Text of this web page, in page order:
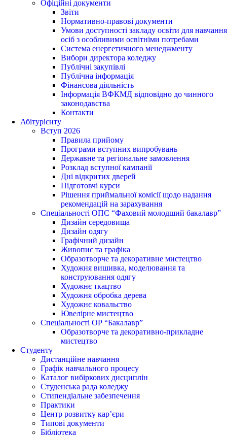
Офіційні документи
Звіти
Нормативно-правові документи
Умови доступності закладу освіти для навчання
осіб з особливими освітніми потребами
Система енергетичного менеджменту
Вибори директора коледжу
Публічні закупівлі
Публічна інформація
Фінансова діяльність
Інформація ВФКМД відповідно до чинного
законодавства
Контакти
Абітурієнту
Вступ 2026
Правила прийому
Програми вступних випробувань
Державне та регіональне замовлення
Розклад вступної кампанії
Дні відкритих дверей
Підготовчі курси
Рішення приймальної комісії щодо надання
рекомендацій на зарахування
Спеціальності ОПС “Фаховий молодший бакалавр”
Дизайн середовища
Дизайн одягу
Графічний дизайн
Живопис та графіка
Образотворче та декоративне мистецтво
Художня вишивка, моделювання та
конструювання одягу
Художнє ткацтво
Художня обробка дерева
Художнє ковальство
Ювелірне мистецтво
Спеціальності ОР “Бакалавр”
Образотворче та декоративно-прикладне
мистецтво
Студенту
Дистанційне навчання
Графік навчального процесу
Каталог вибіркових дисциплін
Студенська рада коледжу
Стипендіальне забезпечення
Практики
Центр розвитку кар’єри
Типові документи
Бібліотека